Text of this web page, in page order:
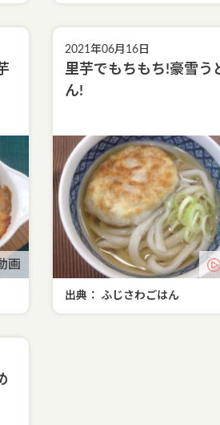
画
2021年06月16日
里芋でもちもち!豪雪う
ん!
出典： ふじさわごはん